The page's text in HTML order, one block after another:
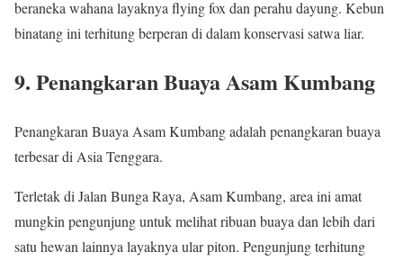
beraneka wahana layaknya flying fox dan perahu dayung. Kebun
binatang ini terhitung berperan di dalam konservasi satwa liar.
9. Penangkaran Buaya Asam Kumbang
Penangkaran Buaya Asam Kumbang adalah penangkaran buaya
terbesar di Asia Tenggara.
Terletak di Jalan Bunga Raya, Asam Kumbang, area ini amat
mungkin pengunjung untuk melihat ribuan buaya dan lebih dari
satu hewan lainnya layaknya ular piton. Pengunjung terhitung